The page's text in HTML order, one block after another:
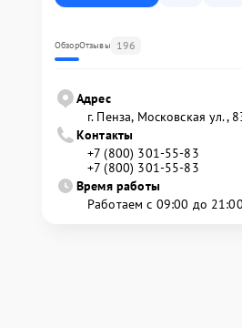
ОбзорОтзывы 196
Адрес
г. Пенза, Московская ул.,
Контакты
+7 (800) 301-55-83
+7 (800) 301-55-83
Время работы
Работаем с 09:00 до 21:00